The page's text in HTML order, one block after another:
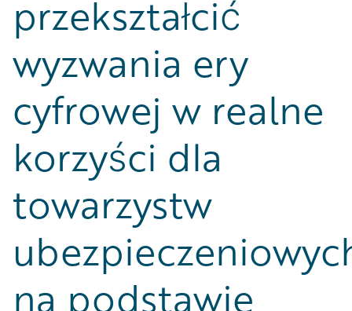
przekształcić
wyzwania ery
cyfrowej w realne
korzyści dla
towarzystw
na podstawie